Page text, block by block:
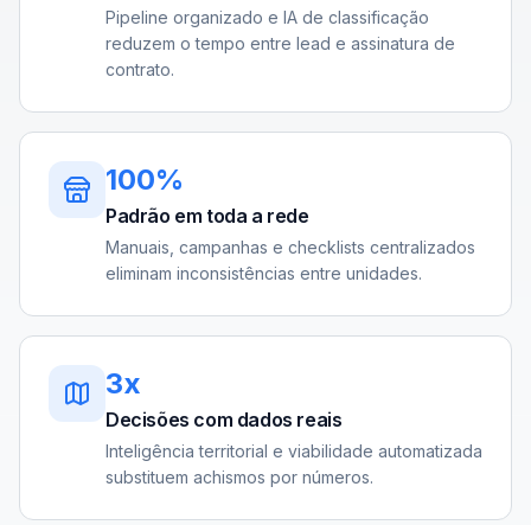
Pipeline organizado e IA de classificação
reduzem o tempo entre lead e assinatura de
contrato.
100%
Padrão em toda a rede
Manuais, campanhas e checklists centralizados
eliminam inconsistências entre unidades.
3x
Decisões com dados reais
Inteligência territorial e viabilidade automatizada
substituem achismos por números.